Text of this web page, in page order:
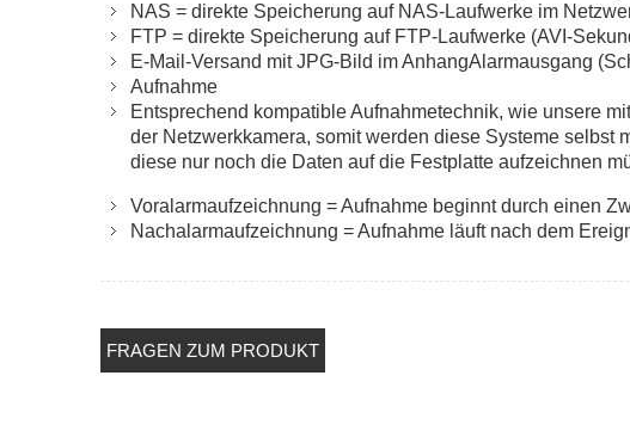
NAS = direkte Speicherung auf NAS-Laufwerke im
FTP = direkte Speicherung auf FTP-Laufwerke (AVI-
E-Mail-Versand mit JPG-Bild im AnhangAlarmausgang
Aufnahme
Entsprechend kompatible Aufnahmetechnik, wie unsere
der Netzwerkkamera, somit werden diese Systeme
diese nur noch die Daten auf die Festplatte aufzeichnen
Voralarmaufzeichnung = Aufnahme beginnt durch einen
Nachalarmaufzeichnung = Aufnahme läuft nach dem
FRAGEN ZUM PRODUKT